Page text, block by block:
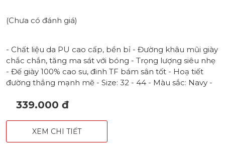
(Chưa có đánh giá)
- Chất liệu da PU cao cấp, bền bỉ - Đường khâu mũi giày
chắc chắn, tăng ma sát với bóng - Trọng lượng siêu nhẹ
- Đế giày 100% cao su, đinh TF bám sân tốt - Hoạ tiết
đường thẳng mạnh mẽ - Size: 32 - 44 - Màu sắc: Navy -
339.000 đ
XEM CHI TIẾT